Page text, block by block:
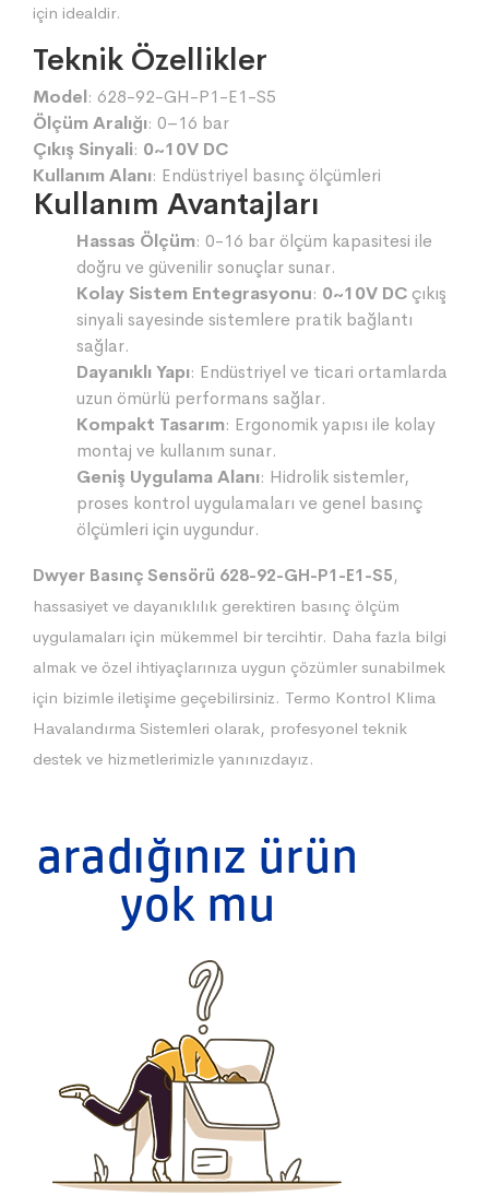
için idealdir.
Teknik Özellikler
Model: 628-92-GH-P1-E1-S5
Ölçüm Aralığı: 0–16 bar
Çıkış Sinyali: 0~10V DC
Kullanım Alanı: Endüstriyel basınç ölçümleri
Kullanım Avantajları
Hassas Ölçüm: 0-16 bar ölçüm kapasitesi ile
doğru ve güvenilir sonuçlar sunar.
Kolay Sistem Entegrasyonu: 0~10V DC çıkış
sinyali sayesinde sistemlere pratik bağlantı
sağlar.
Dayanıklı Yapı: Endüstriyel ve ticari ortamlarda
uzun ömürlü performans sağlar.
Kompakt Tasarım: Ergonomik yapısı ile kolay
montaj ve kullanım sunar.
Geniş Uygulama Alanı: Hidrolik sistemler,
proses kontrol uygulamaları ve genel basınç
ölçümleri için uygundur.
Dwyer Basınç Sensörü 628-92-GH-P1-E1-S5,
hassasiyet ve dayanıklılık gerektiren basınç ölçüm
uygulamaları için mükemmel bir tercihtir. Daha fazla bilgi
almak ve özel ihtiyaçlarınıza uygun çözümler sunabilmek
için bizimle iletişime geçebilirsiniz. Termo Kontrol Klima
Havalandırma Sistemleri olarak, profesyonel teknik
destek ve hizmetlerimizle yanınızdayız.